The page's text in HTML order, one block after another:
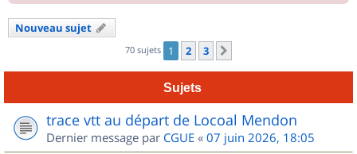
Nouveau sujet
70 sujets 1 2 3
Sujets
trace vtt au départ de Locoal Mendon
Dernier message par CGUE « 07 juin 2026, 18:05